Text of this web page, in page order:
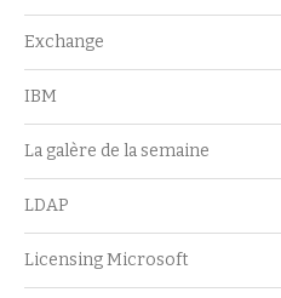
Exchange
IBM
La galère de la semaine
LDAP
Licensing Microsoft